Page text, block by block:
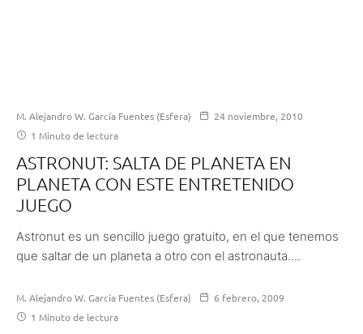
M. Alejandro W. García Fuentes (Esfera)
24 noviembre, 2010
1 Minuto de lectura
ASTRONUT: SALTA DE PLANETA EN
PLANETA CON ESTE ENTRETENIDO
JUEGO
Astronut es un sencillo juego gratuito, en el que tenemos
que saltar de un planeta a otro con el astronauta....
M. Alejandro W. García Fuentes (Esfera)
6 febrero, 2009
1 Minuto de lectura